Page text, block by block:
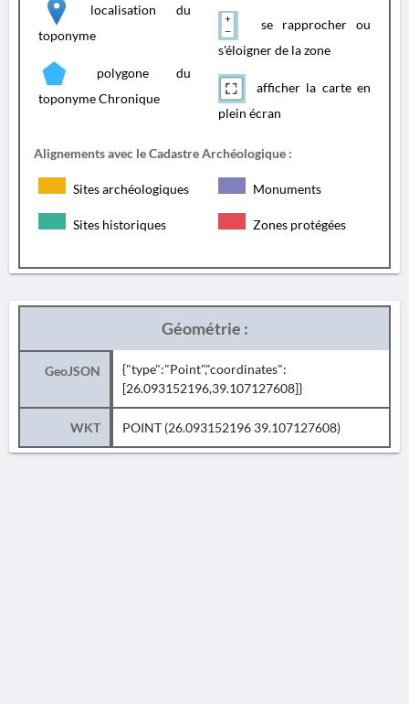
localisation du
toponyme
polygone du
toponyme Chronique
se rapprocher ou
s'éloigner de la zone
afficher la carte en
plein écran
Alignements avec le Cadastre Archéologique :
Sites archéologiques Monuments
Sites historiques Zones protégées
Géométrie :
GeoJSON
{"type":"Point","coordinates":
[26.093152196,39.107127608]}
WKT POINT (26.093152196 39.107127608)